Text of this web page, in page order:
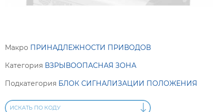
Макро ПРИНАДЛЕЖНОСТИ ПРИВОДОВ
Категория ВЗРЫВООПАСНАЯ ЗОНА
Подкатегория БЛОК СИГНАЛИЗАЦИИ ПОЛОЖЕНИЯ
ИСКАТЬ ПО КОДУ